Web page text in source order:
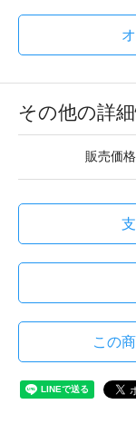
その他の詳
販売価格
この